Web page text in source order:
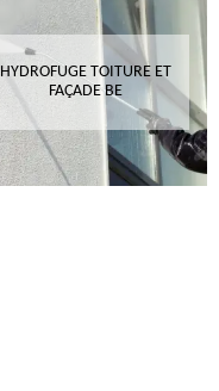
HYDROFUGE TOITURE ET
FAÇADE BE